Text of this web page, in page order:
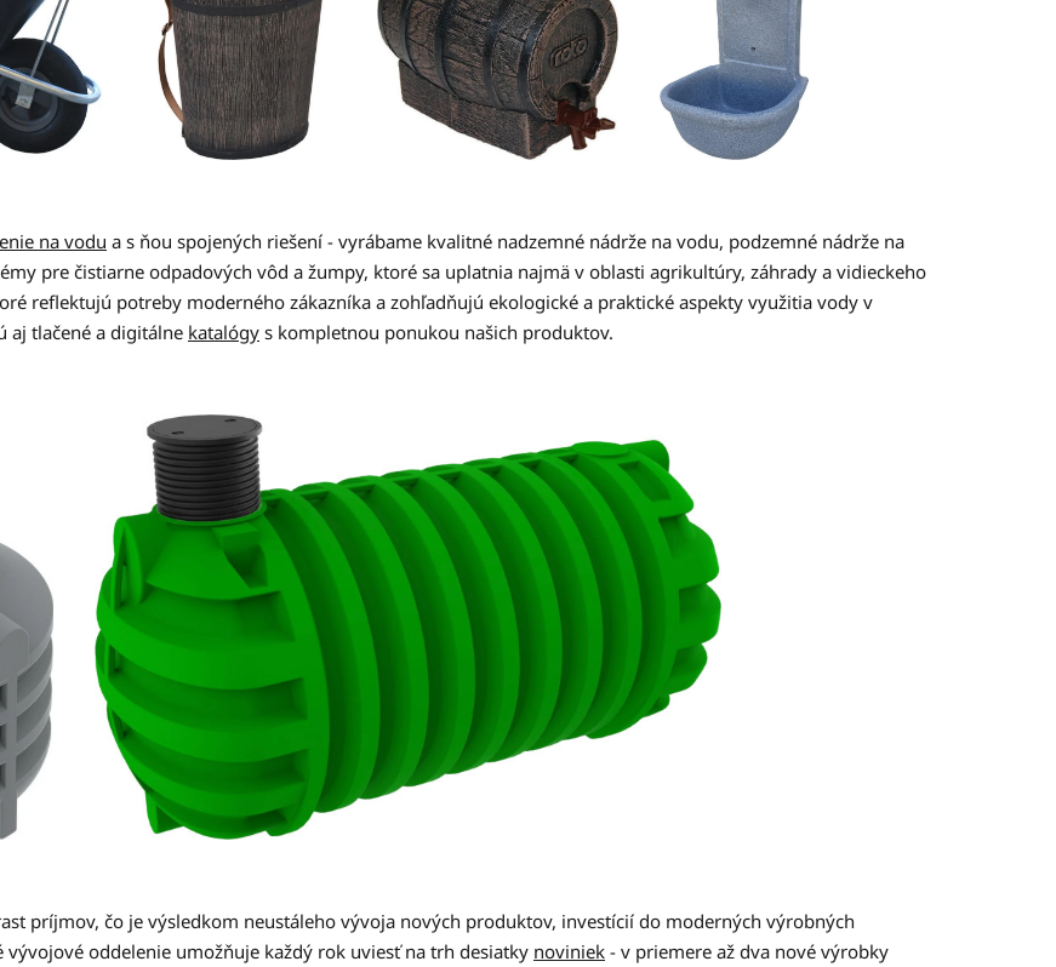
na vodu a s ňou spojených riešení - vyrábame kvalitné nadzemné nádrže na vodu, podzemné nádrže na
pre čistiarne odpadových vôd a žumpy, ktoré sa uplatnia najmä v oblasti agrikultúry, záhrady a vidieckeho
reflektujú potreby moderného zákazníka a zohľadňujú ekologické a praktické aspekty využitia vody v
aj tlačené a digitálne katalógy s kompletnou ponukou našich produktov.
príjmov, čo je výsledkom neustáleho vývoja nových produktov, investícií do moderných výrobných
oddelenie umožňuje každý rok uviesť na trh desiatky noviniek - v priemere až dva nové výrobky